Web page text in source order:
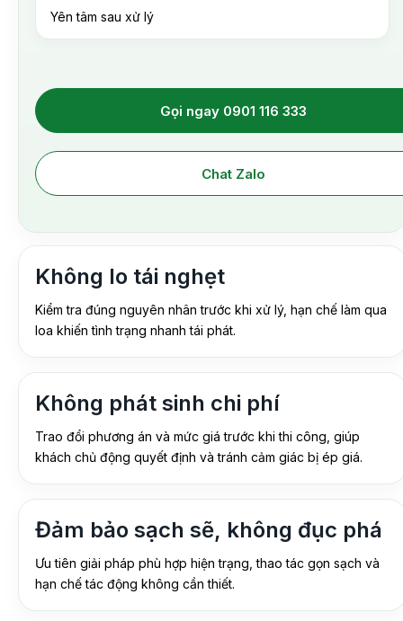
Yên tâm sau xử lý
Gọi ngay 0901 116 333
Chat Zalo
Không lo tái nghẹt
Kiểm tra đúng nguyên nhân trước khi xử lý, hạn chế làm qua
loa khiến tình trạng nhanh tái phát.
Không phát sinh chi phí
Trao đổi phương án và mức giá trước khi thi công, giúp
khách chủ động quyết định và tránh cảm giác bị ép giá.
Đảm bảo sạch sẽ, không đục phá
Ưu tiên giải pháp phù hợp hiện trạng, thao tác gọn sạch và
hạn chế tác động không cần thiết.